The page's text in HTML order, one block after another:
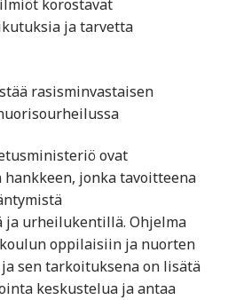
korostavat
ja tarvetta
rasisminvastaisen
ovat
jonka tavoitteena
ja urheilukentillä. Ohjelma
oppilaisiin ja nuorten
sen tarkoituksena on lisätä
keskustelua ja antaa